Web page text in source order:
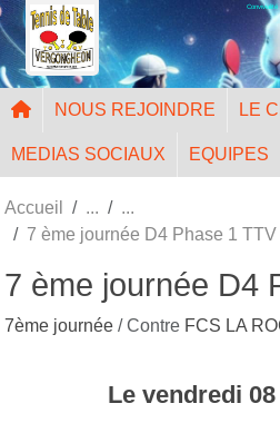
NOUS REJOINDRE LE
MEDIAS SOCIAUX EQUIPES
Accueil
7 ème journée D4 Phase 1 TTV
7 ème journée D4
7ème journée / Contre FCS LA
Le vendredi 08
Panneau de gestion des cookies